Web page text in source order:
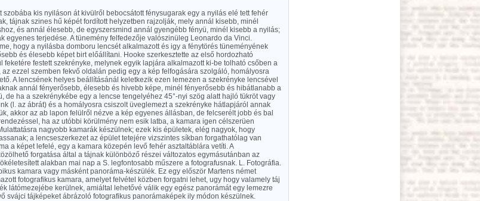
szobába kis nyiláson át kivülről bebocsátott fénysugarak egy a nyilás elé tett fehér
tájnak szines hű képét fordított helyzetben rajzolják, mely annál kisebb, minél
és annál élesebb, de egyszersmind annál gyengébb fényü, minél kisebb a nyilás;
egyenes terjedése. A tünemény felfedezője valószinüleg Leonardo da Vinci.
hogy a nyilásba domboru lencsét alkalmazott és igy a fénytörés tüneményének
és élesebb képet birt előállítani. Hooke szerkesztette az első hordozható
feketére festett szekrényke, melynek egyik lapjára alkalmazott ki-be tolható csőben a
ezzel szemben fekvő oldalán pedig egy a kép felfogására szolgáló, homályosra
A lencsének helyes beállításánál keletkezik ezen lemezen a szekrényke lencsével
annál fényerősebb, élesebb és hivebb képe, minél fényerősebb és hibátlanabb a
de ha a szekrénykébe egy a lencse tengelyéhez 45°-nyi szög alatt hajló tükröt vagy
(l. az ábrát) és a homályosra csiszolt üveglemezt a szekrényke hátlapjáról annak
akkor az ab lapon felülről nézve a kép egyenes állásban, de felcserélt jobb és bal
ha az utóbbi körülmény nem esik latba, a kamara igen célszerüen
nagyobb kamarák készülnek; ezek kis épületek, elég nagyok, hogy
a lencseszerkezet az épület tetejére vizszintes síkban forgathatólag van
a képet lefelé, egy a kamara közepén levő fehér asztaltáblára vetíti. A
forgatása által a tájnak különböző részei változatos egymásutánban az
alakban mai nap a S. legfontosabb műszere a fotografusnak. L. Fotográfia.
kamara vagy másként panoráma-készülék. Ez egy először Martens német
fotografikus kamara, amelyet felvétel közben forgatni lehet, ugy hogy valamely táj
látómezejébe kerülnek, amiáltal lehetővé válik egy egész panorámát egy lemezre
svájci tájképeket ábrázoló fotografikus panorámaképek ily módon készülnek.